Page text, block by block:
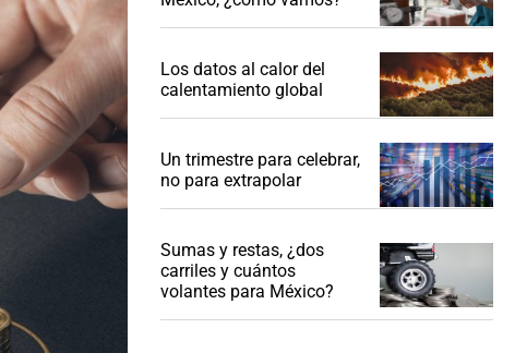
Los datos al calor del
calentamiento global
Un trimestre para celebrar,
no para extrapolar
Sumas y restas, ¿dos
carriles y cuántos
volantes para México?